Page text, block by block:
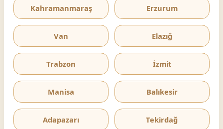
Kahramanmaraş Erzurum
Van Elazığ
Trabzon İzmit
Manisa Balıkesir
Adapazarı Tekirdağ